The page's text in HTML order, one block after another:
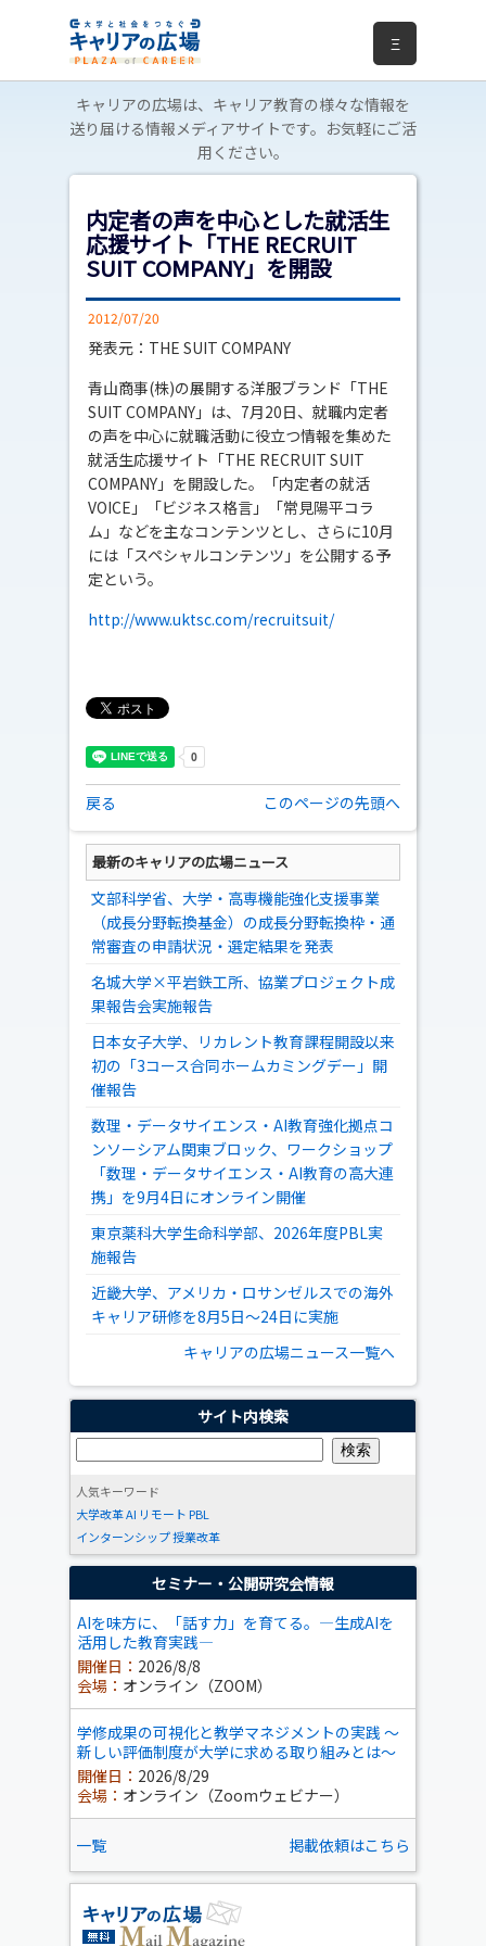
Ξ
キャリアの広場は、キャリア教育の様々な情報を
送り届ける情報メディアサイトです。お気軽にご活
用ください。
内定者の声を中心とした就活生
応援サイト「THE RECRUIT
SUIT COMPANY」を開設
2012/07/20
発表元：THE SUIT COMPANY
青山商事(株)の展開する洋服ブランド「THE
SUIT COMPANY」は、7月20日、就職内定者
の声を中心に就職活動に役立つ情報を集めた
就活生応援サイト「THE RECRUIT SUIT
COMPANY」を開設した。「内定者の就活
VOICE」「ビジネス格言」「常見陽平コラ
ム」などを主なコンテンツとし、さらに10月
には「スペシャルコンテンツ」を公開する予
定という。
http://www.uktsc.com/recruitsuit/
戻る このページの先頭へ
最新のキャリアの広場ニュース
文部科学省、大学・高専機能強化支援事業
（成長分野転換基金）の成長分野転換枠・通
常審査の申請状況・選定結果を発表
名城大学×平岩鉄工所、協業プロジェクト成
果報告会実施報告
日本女子大学、リカレント教育課程開設以来
初の「3コース合同ホームカミングデー」開
催報告
数理・データサイエンス・AI教育強化拠点コ
ンソーシアム関東ブロック、ワークショップ
「数理・データサイエンス・AI教育の高大連
携」を9月4日にオンライン開催
東京薬科大学生命科学部、2026年度PBL実
施報告
近畿大学、アメリカ・ロサンゼルスでの海外
キャリア研修を8月5日～24日に実施
キャリアの広場ニュース一覧へ
サイト内検索
人気キーワード
大学改革AI リモート PBL
インターンシップ授業改革
セミナー・公開研究会情報
AIを味方に、「話す力」を育てる。―生成AIを
活用した教育実践―
開催日： 2026/8/8
会場： オンライン（ZOOM）
学修成果の可視化と教学マネジメントの実践 ～
新しい評価制度が大学に求める取り組みとは～
開催日： 2026/8/29
会場： オンライン（Zoomウェビナー）
一覧 掲載依頼はこちら